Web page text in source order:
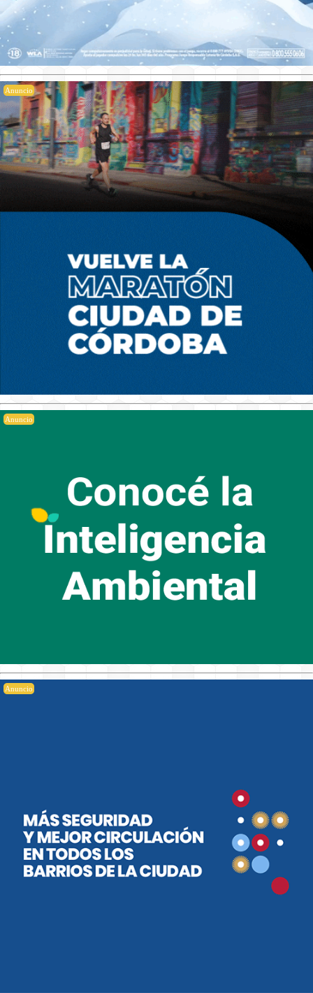
Anuncio
Anuncio
Anuncio